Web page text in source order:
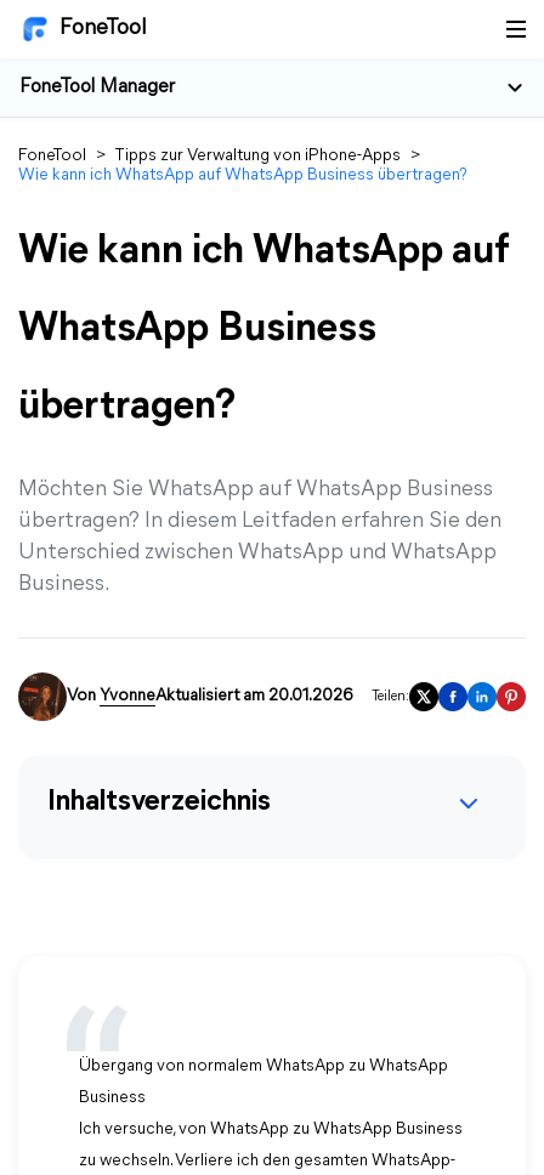
FoneTool
FoneTool Manager
FoneTool > Tipps zur Verwaltung von iPhone-Apps
>
Wie kann ich WhatsApp auf WhatsApp Business übertragen?
Wie kann ich WhatsApp auf
WhatsApp Business
übertragen?
Möchten Sie WhatsApp auf WhatsApp Business
übertragen? In diesem Leitfaden erfahren Sie den
Unterschied zwischen WhatsApp und WhatsApp
Business.
Von YvonneAktualisiert am 20.01.2026 Teilen:
Inhaltsverzeichnis
Übergang von normalem WhatsApp zu WhatsApp
Business
Ich versuche, von WhatsApp zu WhatsApp Business
zu wechseln. Verliere ich den gesamten WhatsApp-